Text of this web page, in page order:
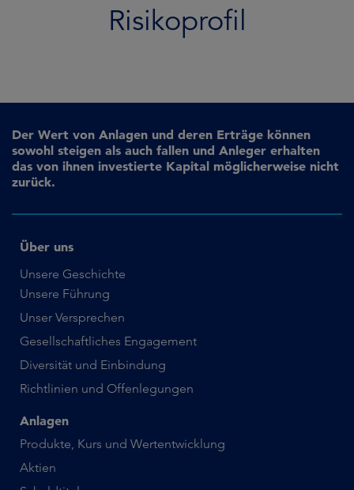
Risikoprofil
Der Wert von Anlagen und deren Erträge können
sowohl steigen als auch fallen und Anleger erhalten
das von ihnen investierte Kapital möglicherweise nicht
zurück.
Über uns
Unsere Geschichte
Unsere Führung
Unser Versprechen
Gesellschaftliches Engagement
Diversität und Einbindung
Richtlinien und Offenlegungen
Anlagen
Produkte, Kurs und Wertentwicklung
Aktien